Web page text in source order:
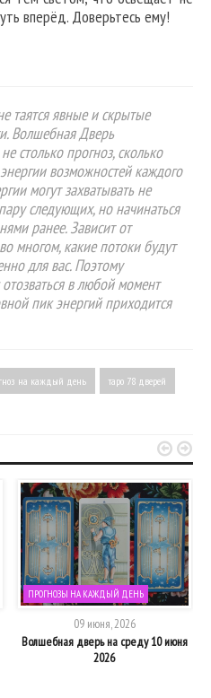
вперёд. Доверьтесь ему!
таятся явные и скрытые
Волшебная Дверь
столько прогноз, сколько
возможностей каждого
могут захватывать не
следующих, но начинаться
ранее. Зависит от
многом, какие потоки будут
для вас. Поэтому
в любой момент
пик энергий приходится
на каждый день таро 78 дверей
ПРОГНОЗЫ НА КАЖДЫЙ ДЕНЬ
09 июня, 2026
Волшебная дверь на среду 10 июня
2026
 